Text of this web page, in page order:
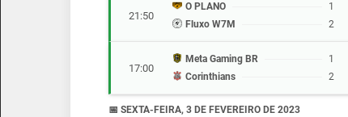
21:50
O PLANO
1
Fluxo W7M
2
17:00
Meta Gaming BR
1
Corinthians
2
📅 SEXTA-FEIRA, 3 DE FEVEREIRO DE 2023